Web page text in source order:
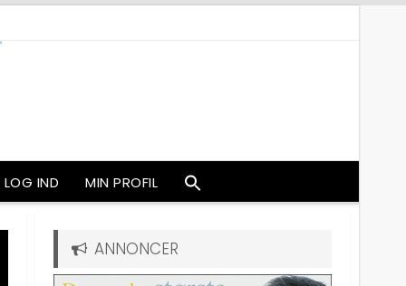
LOG IND MIN PROFIL
ANNONCER